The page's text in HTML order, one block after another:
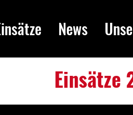
News
Einsätze